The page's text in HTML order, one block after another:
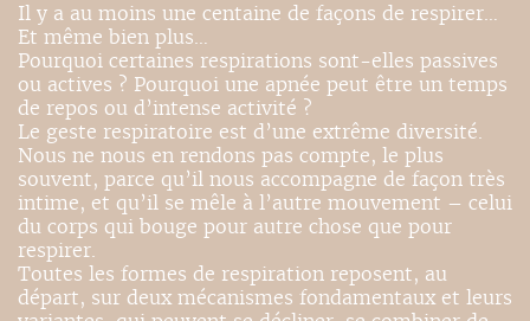
Il y a au moins une centaine de façons de respirer…
Et même bien plus…
Pourquoi certaines respirations sont-elles passives
ou actives ? Pourquoi une apnée peut être un temps
de repos ou d’intense activité ?
Le geste respiratoire est d’une extrême diversité.
Nous ne nous en rendons pas compte, le plus
souvent, parce qu’il nous accompagne de façon très
intime, et qu’il se mêle à l’autre mouvement – celui
du corps qui bouge pour autre chose que pour
respirer.
Toutes les formes de respiration reposent, au
départ, sur deux mécanismes fondamentaux et leurs